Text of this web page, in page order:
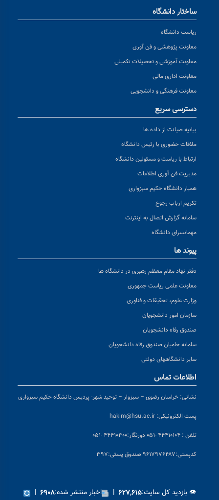
ساختار دانشگاه
ریاست دانشگاه
معاونت پژوهشی و فن آوری
معاونت آموزشی و تحصیلات تکمیلی
معاونت اداری مالی
معاونت فرهنگی و دانشجویی
دسترسی سریع
بیانیه صیانت از داده ها
ملاقات حضوری با رئیس دانشگاه
ارتباط با ریاست و مسئولین دانشگاه
مدیریت فن آوری اطلاعات
همیار دانشگاه حکیم سبزواری
تکریم ارباب رجوع
سامانه گزارش اتصال به اینترنت
مهمانسرای دانشگاه
پیوند ها
دفتر نهاد مقام معظم رهبری در دانشگاه ها
معاونت علمی ریاست جمهوری
وزارت علوم، تحقیقات و فناوری
سازمان امور دانشجویان
صندوق رفاه دانشجویان
سامانه حامیان صندوق رفاه دانشجویان
سایر دانشگاههای دولتی
اطلاعات تماس
نشانی: خراسان رضوی – سبزوار – توحید شهر- پردیس دانشگاه حکیم سبزواری
پست الکترونیکی: hakim@hsu.ac.ir
تلفن : ۴۴۴۱۰۱۰۴ -۰۵۱ دورنگار:۴۴۴۱۰۳۰۰ -۰۵۱
کدپستی:۹۶۱۷۹۷۶۴۸۷ صندوق پستی:۳۹۷
👁 بازدید کل سایت:۶۲۷,۶۱۵ | اخبار منتشر شده:۶۹۰۸ |